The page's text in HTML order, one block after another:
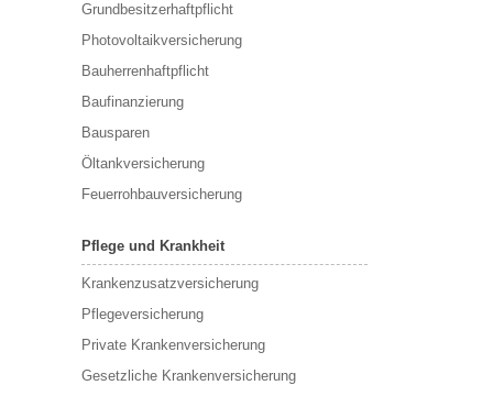
Grundbesitzerhaftpflicht
Photovoltaikversicherung
Bauherrenhaftpflicht
Baufinanzierung
Bausparen
Öltankversicherung
Feuerrohbauversicherung
Pflege und Krankheit
Krankenzusatzversicherung
Pflegeversicherung
Private Krankenversicherung
Gesetzliche Krankenversicherung